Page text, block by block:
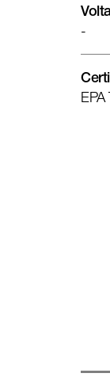
-
EPA